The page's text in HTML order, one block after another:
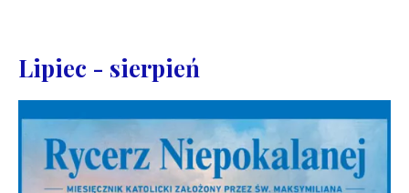
Lipiec - sierpień